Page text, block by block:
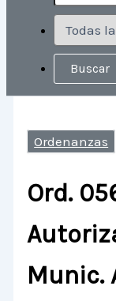
Ordenanzas
Ord.
Munic.